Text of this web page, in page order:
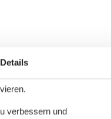
Details
verbessern und